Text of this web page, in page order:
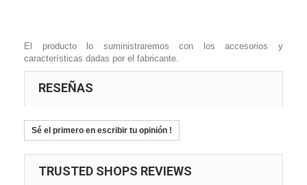
El producto lo suministraremos con los accesorios y
características dadas por el fabricante.
RESEÑAS
Sé el primero en escribir tu opinión !
TRUSTED SHOPS REVIEWS